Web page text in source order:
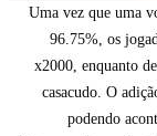
Uma vez que uma
96.75%, os
x2000, enquanto
casacudo. O
podendo